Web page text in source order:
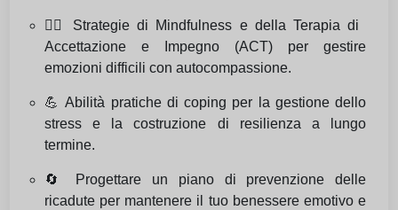
🧘‍♀️ Strategie di Mindfulness e della Terapia di
Accettazione e Impegno (ACT) per gestire
emozioni difficili con autocompassione.
💪 Abilità pratiche di coping per la gestione dello
stress e la costruzione di resilienza a lungo
termine.
🔄 Progettare un piano di prevenzione delle
ricadute per mantenere il tuo benessere emotivo e